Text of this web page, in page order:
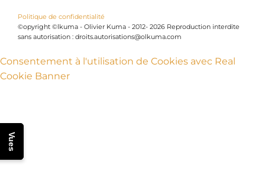
Politique de confidentialité
©opyright ©lkuma - Olivier Kuma - 2012- 2026 Reproduction interdite
sans autorisation : droits.autorisations@olkuma.com
Vues
Consentement à l'utilisation de Cookies avec Real
Cookie Banner